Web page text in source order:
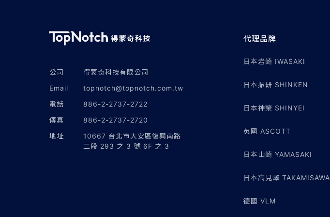
公司
得蒙奇科技有限公司
Email
topnotch@topnotch.com.tw
電話
886-2-2737-2722
傳真
886-2-2737-2720
地址
10667 台北市大安區復興南路
二段 293 之 3 號 6F 之 3
代理品牌
日本岩崎 IWASAKI
日本振研 SHINKEN
日本神榮 SHINYEI
英國 ASCOTT
日本山崎 YAMASAKI
日本高見澤 TAKAMISAWA
德國 VLM